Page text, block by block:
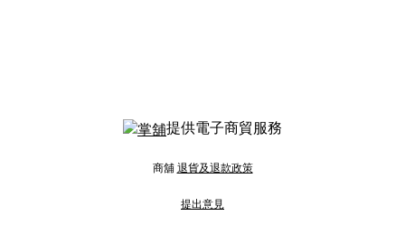
提供電子商貿服務
商舖 退貨及退款政策
提出意見